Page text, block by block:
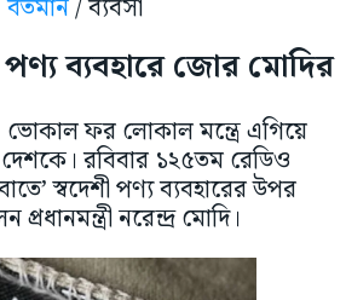
বর্তমান/ ব্যবসা
ব্যবহারে জোর মোদির
ভোকাল ফর লোকাল মন্ত্রে এগিয়ে
রবিবার ১২৫তম রেডিও
স্বদেশী পণ্য ব্যবহারের উপর
নরেন্দ্র মোদি।